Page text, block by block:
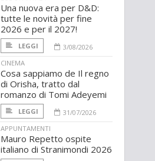
Una nuova era per D&D:
tutte le novità per fine
2026 e per il 2027!
LEGGI
3/08/2026
CINEMA
Cosa sappiamo de Il regno
di Orisha, tratto dal
romanzo di Tomi Adeyemi
LEGGI
31/07/2026
APPUNTAMENTI
Mauro Repetto ospite
italiano di Stranimondi 2026